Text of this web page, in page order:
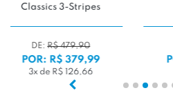
II
POR: R$ 299,99
3x de R$ 99,99